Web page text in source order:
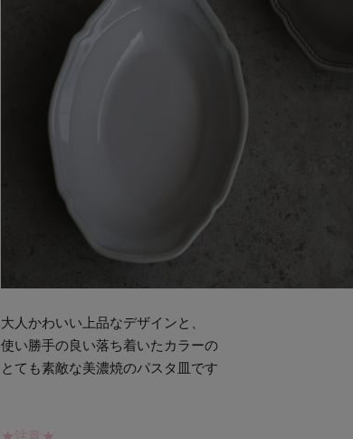
大人かわいい上品なデザインと、
使い勝手の良い落ち着いたカラーの
とても素敵な美濃焼のパスタ皿です
★注意★